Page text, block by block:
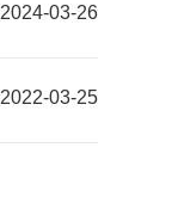
2024-03-26
2022-03-25